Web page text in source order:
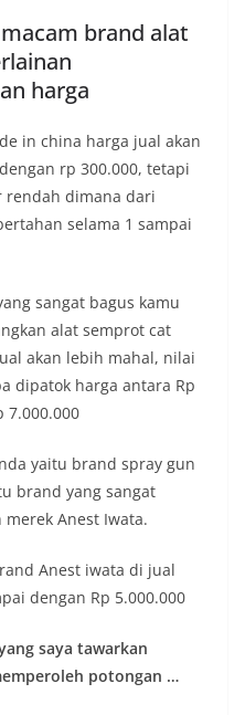
brand alat
harga
in china harga jual akan
rp 300.000, tetapi
rendah dimana dari
selama 1 sampai
sangat bagus kamu
alat semprot cat
akan lebih mahal, nilai
dipatok harga antara Rp
7.000.000
yaitu brand spray gun
brand yang sangat
Anest Iwata.
Anest iwata di jual
dengan Rp 5.000.000
saya tawarkan
potongan …